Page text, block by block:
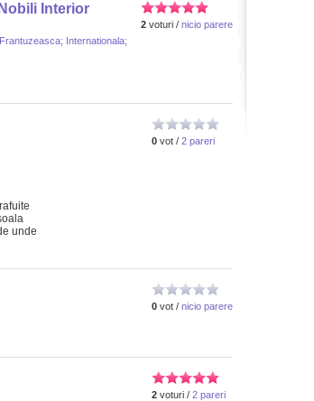
2 voturi / nicio parere
Interior
Internationala;
0 vot / 2 pareri
unde
0 vot / nicio parere
2 voturi / 2 pareri